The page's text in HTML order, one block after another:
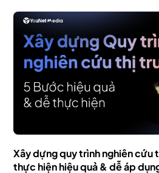
Xây dựng quy trình nghiên cứu
thực hiện hiệu quả & dễ áp